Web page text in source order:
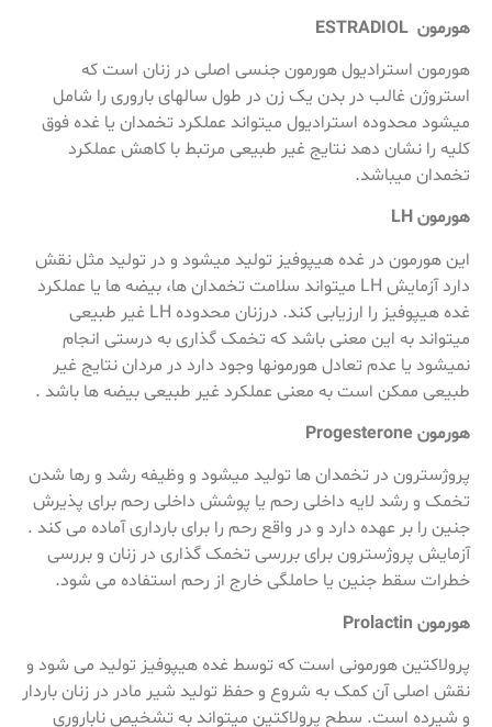
هورمون ESTRADIOL
هورمون استرادیول هورمون جنسی اصلی در زنان است که
استروژن غالب در بدن یک زن در طول سالهای باروری را شامل
میشود محدوده استرادیول میتواند عملکرد تخمدان یا غده فوق
کلیه را نشان دهد نتایج غیر طبیعی مرتبط با کاهش عملکرد
تخمدان میباشد.
هورمون LH
این هورمون در غده هیپوفیز تولید میشود و در تولید مثل نقش
دارد آزمایش LH میتواند سلامت تخمدان ها، بیضه ها یا عملکرد
غده هیپوفیز را ارزیابی کند. درزنان محدوده LH غیر طبیعی
میتواند به این معنی باشد که تخمک گذاری به درستی انجام
نمیشود یا عدم تعادل هورمونها وجود دارد در مردان نتایج غیر
طبیعی ممکن است به معنی عملکرد غیر طبیعی بیضه ها باشد .
هورمون Progesterone
پروژسترون در تخمدان ها تولید میشود و وظیفه رشد و رها شدن
تخمک و رشد لایه داخلی رحم یا پوشش داخلی رحم برای پذیرش
جنین را بر عهده دارد و در واقع رحم را برای بارداری آماده می کند .
آزمایش پروژسترون برای بررسی تخمک گذاری در زنان و بررسی
خطرات سقط جنین یا حاملگی خارج از رحم استفاده می شود.
هورمون Prolactin
پرولاکتین هورمونی است که توسط غده هیپوفیز تولید می شود و
نقش اصلی آن کمک به شروع و حفظ تولید شیر مادر در زنان باردار
و شیرده است. سطح پرولاکتین میتواند به تشخیص ناباروری